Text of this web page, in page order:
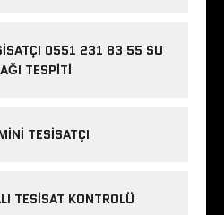
0551 231 83 55 SU
TESPITI
TESISATÇI
TESISAT KONTROLÜ